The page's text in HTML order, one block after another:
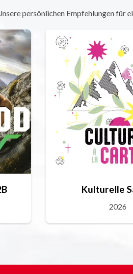
persönlichen Empfehlungen für
Kulturelle
2026